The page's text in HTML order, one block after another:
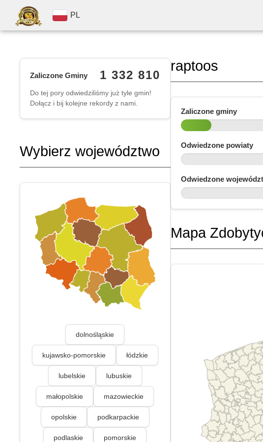
PL
Zaliczone Gminy 1 332 810
Do tej pory odwiedziliśmy już tyle gmin!
Dołącz i bij kolejne rekordy z nami.
Wybierz województwo
dolnośląskie
kujawsko-pomorskie łódzkie
lubelskie lubuskie
małopolskie mazowieckie
opolskie podkarpackie
podlaskie pomorskie
raptoos
Zaliczone gminy
Odwiedzone powiaty
Odwiedzone
Mapa